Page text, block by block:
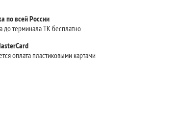
по всей России
до терминала ТК бесплатно
оплата пластиковыми картами